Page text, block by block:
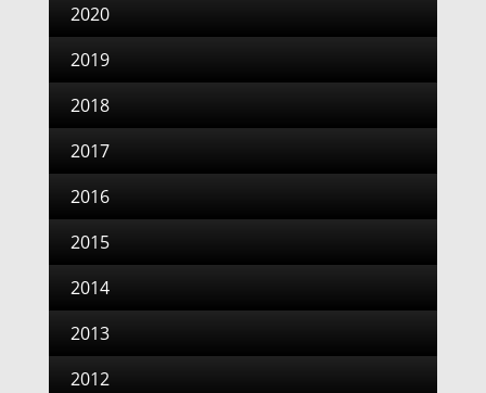
2020
2019
2018
2017
2016
2015
2014
2013
2012